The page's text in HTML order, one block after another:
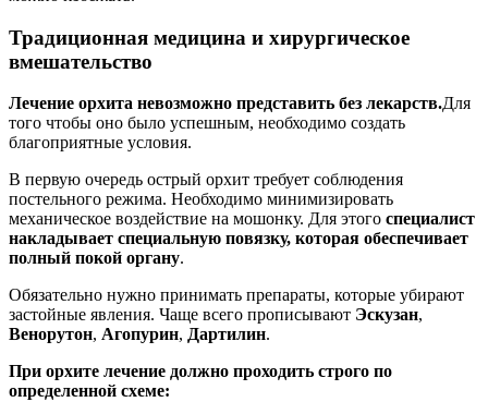
Традиционная медицина и хирургическое
вмешательство
Лечение орхита невозможно представить без лекарств.Для
того чтобы оно было успешным, необходимо создать
благоприятные условия.
В первую очередь острый орхит требует соблюдения
постельного режима. Необходимо минимизировать
механическое воздействие на мошонку. Для этого специалист
накладывает специальную повязку, которая обеспечивает
полный покой органу.
Обязательно нужно принимать препараты, которые убирают
застойные явления. Чаще всего прописывают Эскузан,
Венорутон, Агопурин, Дартилин.
При орхите лечение должно проходить строго по
определенной схеме: